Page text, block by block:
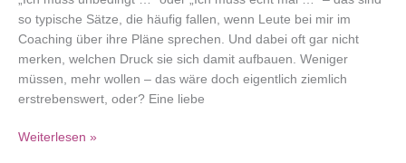
so typische Sätze, die häufig fallen, wenn Leute bei mir im
Coaching über ihre Pläne sprechen. Und dabei oft gar nicht
merken, welchen Druck sie sich damit aufbauen. Weniger
müssen, mehr wollen – das wäre doch eigentlich ziemlich
erstrebenswert, oder? Eine liebe
Weniger
Weiterlesen »